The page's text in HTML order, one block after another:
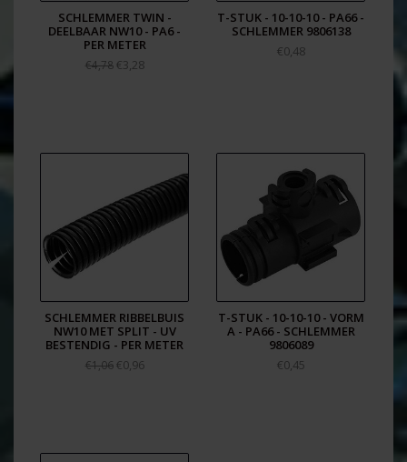
SCHLEMMER TWIN -
DEELBAAR NW10 - PA6 -
PER METER
€4,78€3,28
T-STUK - 10-10-10 - PA66 -
SCHLEMMER 9806138
€0,48
SCHLEMMER RIBBELBUIS
NW10 MET SPLIT - UV
BESTENDIG - PER METER
€1,06€0,96
T-STUK - 10-10-10 - VORM
A - PA66 - SCHLEMMER
9806089
€0,45